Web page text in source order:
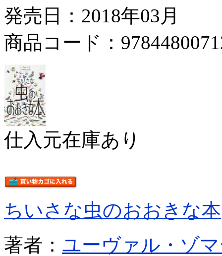
発売日：2018年03月
商品コード：
仕入元在庫あり
ちいさな虫のおおきな本
著者： ユーヴァル・ゾ